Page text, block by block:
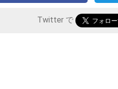
Twitter で